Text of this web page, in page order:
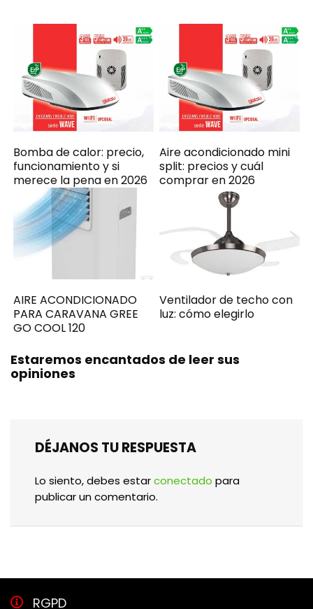
Bomba de calor: precio,
funcionamiento y si
merece la pena en 2026
Aire acondicionado mini
split: precios y cuál
comprar en 2026
AIRE ACONDICIONADO
PARA CARAVANA GREE
GO COOL 120
Ventilador de techo con
luz: cómo elegirlo
Estaremos encantados de leer sus
opiniones
DÉJANOS TU RESPUESTA
Lo siento, debes estarconectado para
publicar un comentario.
RGPD